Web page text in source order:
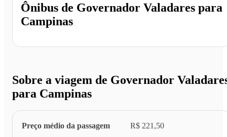
Ônibus de Governador Valadares para
Campinas
Sobre a viagem de Governador
para Campinas
Preço médio da passagem R$ 221,50